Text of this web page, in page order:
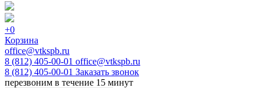
+0
Корзина
office@vtkspb.ru
8 (812) 405-00-01 office@vtkspb.ru
8 (812) 405-00-01 Заказать звонок
перезвоним в течение 15 минут